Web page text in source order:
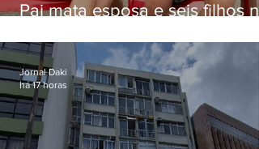
Pai mata esposa e seis filhos
Jornal Daki
há 17 horas